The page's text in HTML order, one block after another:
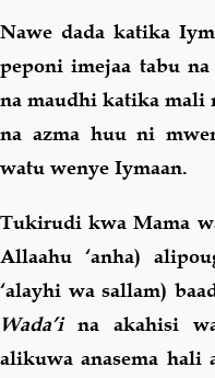
Nawe dada katika
peponi imejaa tabu
na maudhi katika mali
na azma huu ni
watu wenye Iymaan.
Tukirudi kwa Mama
Allaahu ‘anha)
‘alayhi wa sallam)
Wada’ina akahisi
alikuwa anasema hali